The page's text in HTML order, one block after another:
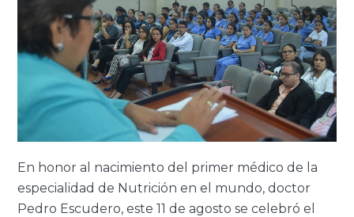
En honor al nacimiento del primer médico de la
especialidad de Nutrición en el mundo, doctor
Pedro Escudero, este 11 de agosto se celebró el